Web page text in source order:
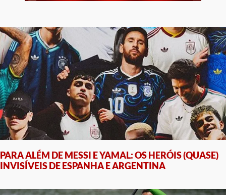
PARA ALÉM DE MESSI E YAMAL: OS HERÓIS (QUASE)
INVISÍVEIS DE ESPANHA E ARGENTINA